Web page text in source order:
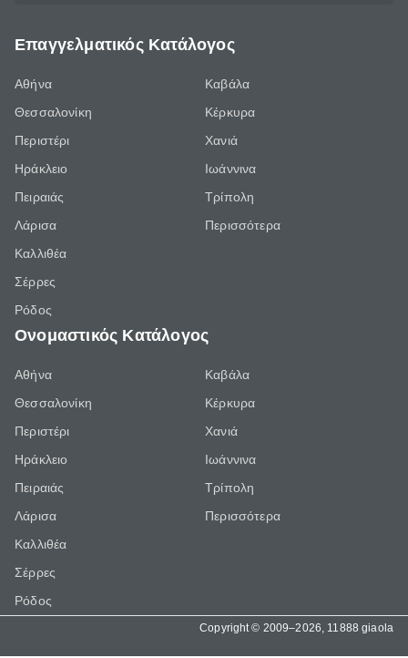
Επαγγελματικός Κατάλογος
Αθήνα
Θεσσαλονίκη
Περιστέρι
Ηράκλειο
Πειραιάς
Λάρισα
Καλλιθέα
Σέρρες
Ρόδος
Καβάλα
Κέρκυρα
Χανιά
Ιωάννινα
Τρίπολη
Περισσότερα
Ονομαστικός Κατάλογος
Αθήνα
Θεσσαλονίκη
Περιστέρι
Ηράκλειο
Πειραιάς
Λάρισα
Καλλιθέα
Σέρρες
Ρόδος
Καβάλα
Κέρκυρα
Χανιά
Ιωάννινα
Τρίπολη
Περισσότερα
Copyright © 2009–2026, 11888 giaola